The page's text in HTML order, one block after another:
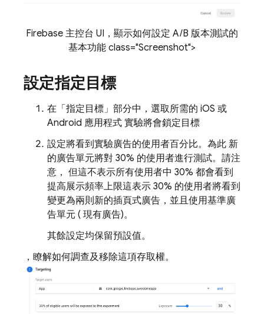
Firebase 主控台 UI，顯示如何設定 A/B 版本測試的
基本功能 class="Screenshot">
設定指定目標
在「指定目標」 部分中，選取所需的 iOS 或
Android 應用程式 實驗將會鎖定目標
設定將看到實驗廣告的使用者百分比。為此 新
的廣告單元將對 30% 的使用者進行測試。請注
意， 但這不表示所有使用者中 30% 都會看到
提高展示頻率上限這表示 30% 的使用者將看到
變更為兩則新的插頁式廣告，並且使用基準廣
告單元 ( 現有廣告)。
其餘設定均保留預設值。
，瞭解如何調查及移除這項存取權。